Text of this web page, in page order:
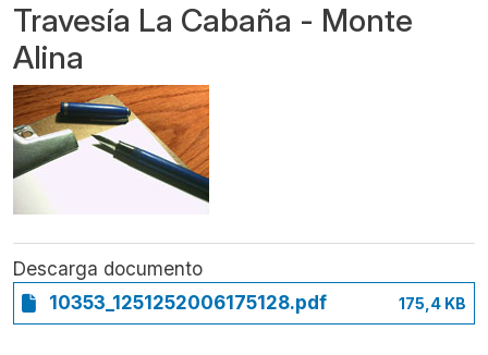
Travesía La Cabaña - Monte
Alina
Descarga documento
10353_1251252006175128.pdf
175,4 KB